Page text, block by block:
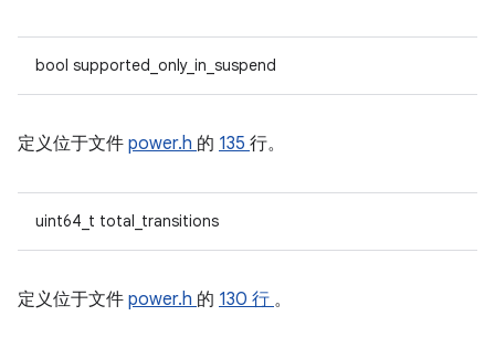
bool supported_only_in_suspend
定义位于文件 power.h 的 135 行。
uint64_t total_transitions
定义位于文件 power.h 的 130 行 。